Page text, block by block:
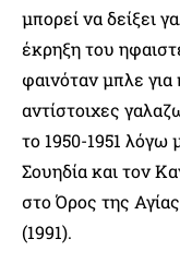
μπορεί να δείξει
έκρηξη του
φαινόταν μπλε
αντίστοιχες
το 1950-1951
Σουηδία και τον
στο Όρος της
(1991).